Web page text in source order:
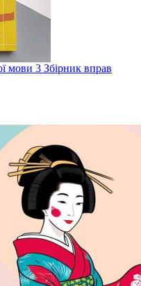
мови 3 Збірник вправ